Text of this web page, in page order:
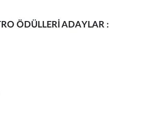
ÖDÜLLERİ ADAYLAR :